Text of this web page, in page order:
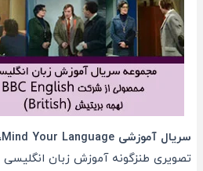
سریال آموزشی Mind Your Language
تصویری طنزگونه آموزش زبان